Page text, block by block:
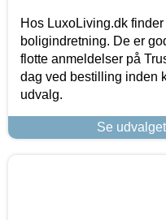
Hos LuxoLiving.dk
boligindretning. De er
flotte anmeldelser på
dag ved bestilling inden
udvalg.
Se